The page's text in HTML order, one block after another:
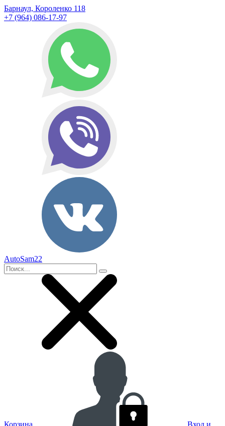
Барнаул, Короленко 118
+7 (964) 086-17-97
AutoSam22
Корзина
Вход и